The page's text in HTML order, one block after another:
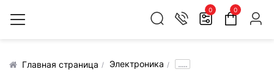
0 0
Главная страница Электроника .....